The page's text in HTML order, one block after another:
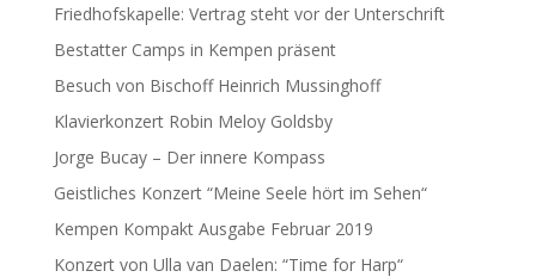
Friedhofskapelle: Vertrag steht vor der Unterschrift
Bestatter Camps in Kempen präsent
Besuch von Bischoff Heinrich Mussinghoff
Klavierkonzert Robin Meloy Goldsby
Jorge Bucay – Der innere Kompass
Geistliches Konzert “Meine Seele hört im Sehen“
Kempen Kompakt Ausgabe Februar 2019
Konzert von Ulla van Daelen: “Time for Harp“